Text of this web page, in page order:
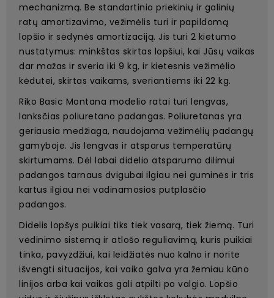
mechanizmą. Be standartinio priekinių ir galinių
ratų amortizavimo, vežimėlis turi ir papildomą
lopšio ir sėdynės amortizaciją. Jis turi 2 kietumo
nustatymus: minkštas skirtas lopšiui, kai Jūsų vaikas
dar mažas ir sveria iki 9 kg, ir kietesnis vežimėlio
kėdutei, skirtas vaikams, sveriantiems iki 22 kg.
Riko Basic Montana modelio ratai turi lengvas,
lanksčias poliuretano padangas. Poliuretanas yra
geriausia medžiaga, naudojama vežimėlių padangų
gamyboje. Jis lengvas ir atsparus temperatūrų
skirtumams. Dėl labai didelio atsparumo dilimui
padangos tarnaus dvigubai ilgiau nei guminės ir tris
kartus ilgiau nei vadinamosios putplasčio
padangos.
Didelis lopšys puikiai tiks tiek vasarą, tiek žiemą. Turi
vėdinimo sistemą ir atlošo reguliavimą, kuris puikiai
tinka, pavyzdžiui, kai leidžiatės nuo kalno ir norite
išvengti situacijos, kai vaiko galva yra žemiau kūno
linijos arba kai vaikas gali atpilti po valgio. Lopšio